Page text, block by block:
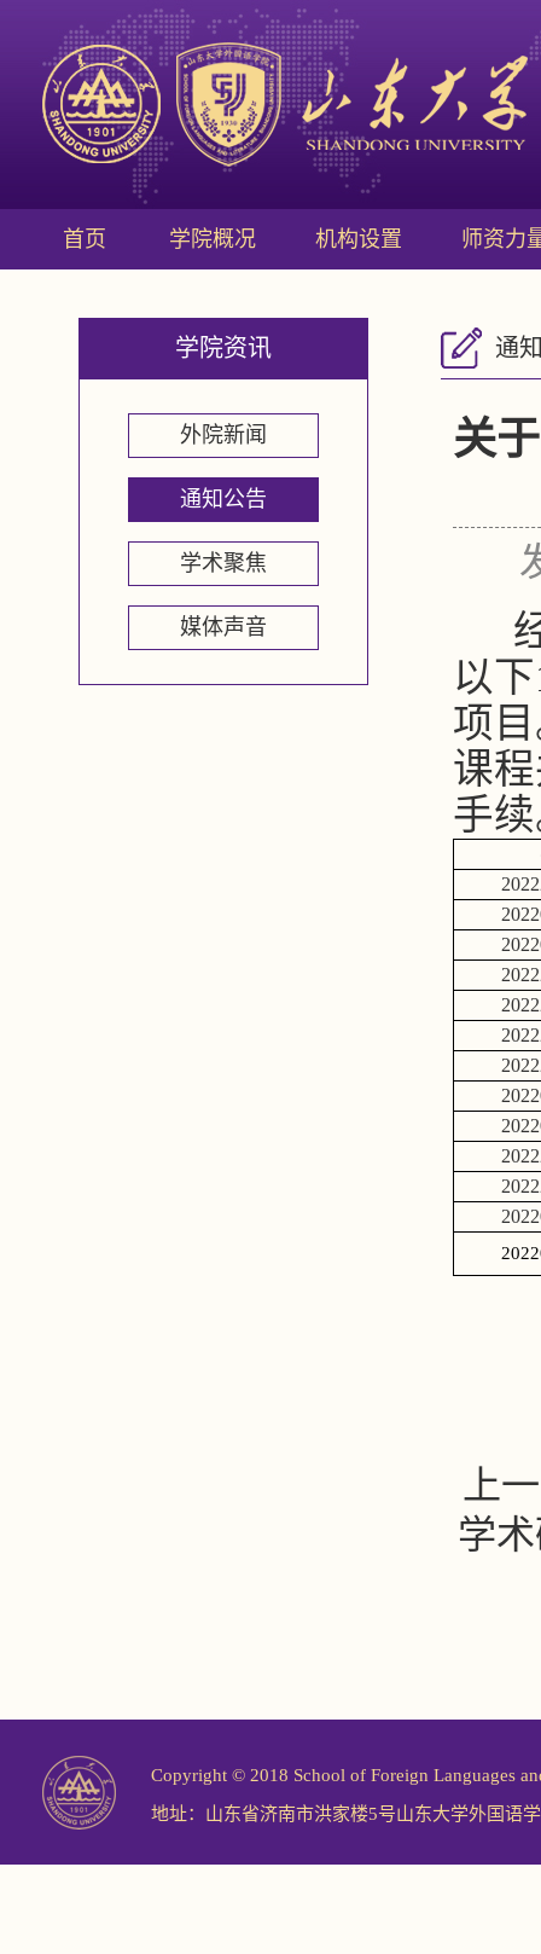
首页 学院概况 机构设置 师资力
学院资讯
外院新闻
通知公告
学术聚焦
媒体声音
通
关
以下
项
课
手
上
学
Copyright © 2018 School of Foreign Languages
地址：山东省济南市洪家楼5号山东大学外国语